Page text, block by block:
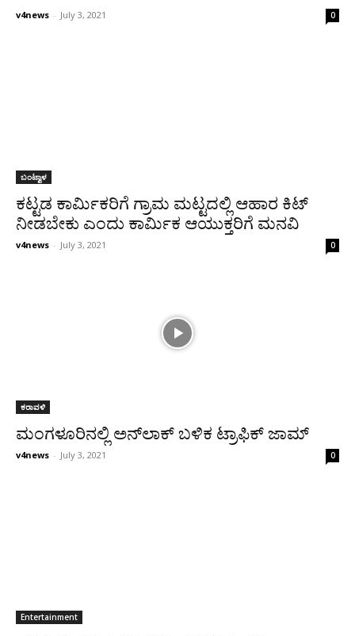
v4news - July 3, 2021 0
ಬಂಟ್ವಾಳ
ಕಟ್ಟಡ ಕಾರ್ಮಿಕರಿಗೆ ಗ್ರಾಮ ಮಟ್ಟದಲ್ಲಿ ಆಹಾರ ಕಿಟ್
ನೀಡಬೇಕು ಎಂದು ಕಾರ್ಮಿಕ ಆಯುಕ್ತರಿಗೆ ಮನವಿ
v4news - July 3, 2021 0
ಕರಾವಳಿ
ಮಂಗಳೂರಿನಲ್ಲಿ ಅನ್‌ಲಾಕ್ ಬಳಿಕ ಟ್ರಾಫಿಕ್ ಜಾಮ್
v4news - July 3, 2021 0
Entertainment